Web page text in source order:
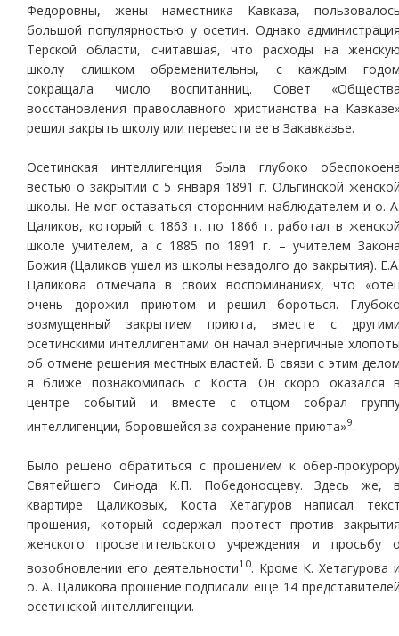
Федоровны, жены наместника Кавказа,
большой популярностью у осетин. Однако
Терской области, считавшая, что расходы на
школу слишком обременительны, с каждым
сокращала число воспитанниц. Совет
восстановления православного христианства на
решил закрыть школу или перевести ее в Закавказье.
Осетинская интеллигенция была глубоко
вестью о закрытии с 5 января 1891 г. Ольгинской
школы. Не мог оставаться сторонним наблюдателем и о.
Цаликов, который с 1863 г. по 1866 г. работал в
школе учителем, а с 1885 по 1891 г. – учителем
Божия (Цаликов ушел из школы незадолго до закрытия).
Цаликова отмечала в своих воспоминаниях, что
очень дорожил приютом и решил бороться.
возмущенный закрытием приюта, вместе с
осетинскими интеллигентами он начал энергичные
об отмене решения местных властей. В связи с этим
я ближе познакомилась с Коста. Он скоро оказался
центре событий и вместе с отцом собрал
интеллигенции, боровшейся за сохранение приюта»9.
Было решено обратиться с прошением к обер-
Святейшего Синода К.П. Победоносцеву. Здесь же,
квартире Цаликовых, Коста Хетагуров написал
прошения, который содержал протест против
женского просветительского учреждения и просьбу
возобновлении его деятельности10. Кроме К. Хетагурова
о. А. Цаликова прошение подписали еще 14
осетинской интеллигенции.